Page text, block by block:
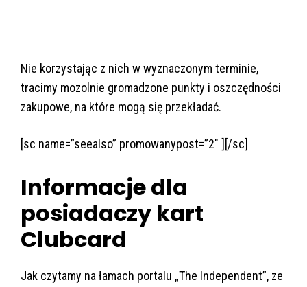
Nie korzystając z nich w wyznaczonym terminie,
tracimy mozolnie gromadzone punkty i oszczędności
zakupowe, na które mogą się przekładać.
[sc name=”seealso” promowanypost=”2″ ][/sc]
Informacje dla
posiadaczy kart
Clubcard
Jak czytamy na łamach portalu „The Independent”, ze